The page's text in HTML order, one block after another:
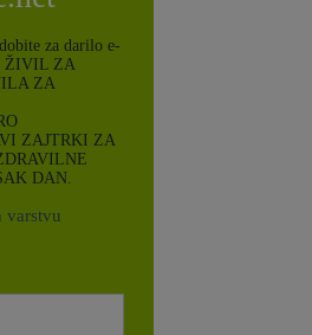
za darilo e-
ŽIVIL ZA
ZA
ZAJTRKI ZA
DAN.
varstvu